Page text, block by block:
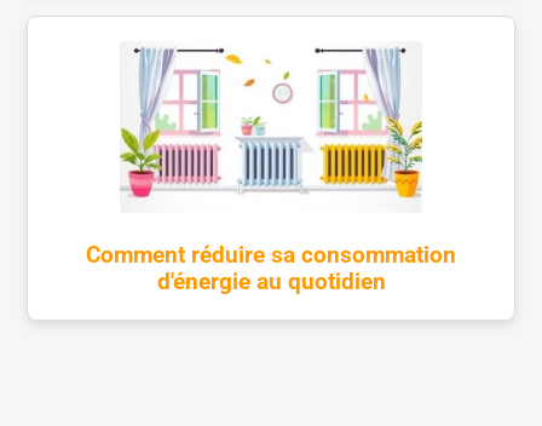
Comment réduire sa consommation
d'énergie au quotidien